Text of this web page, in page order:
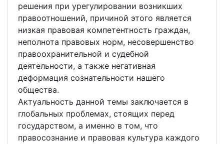
решения при урегулировании возникших
правоотношений, причиной этого является
низкая правовая компетентность граждан,
неполнота правовых норм, несовершенство
правоохранительной и судебной
деятельности, а также негативная
деформация сознательности нашего
общества.
Актуальность данной темы заключается в
глобальных проблемах, стоящих перед
государством, а именно в том, что
правосознание и правовая культура каждого